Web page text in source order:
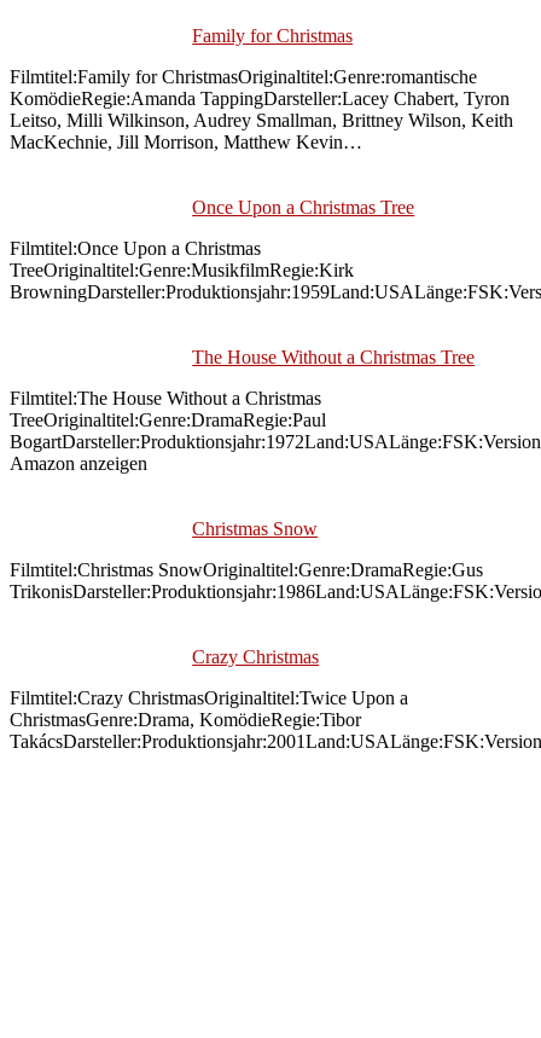
Family for Christmas
Filmtitel:Family for ChristmasOriginaltitel:Genre:romantische
KomödieRegie:Amanda TappingDarsteller:Lacey Chabert, Tyron
Leitso, Milli Wilkinson, Audrey Smallman, Brittney Wilson, Keith
MacKechnie, Jill Morrison, Matthew Kevin…
Once Upon a Christmas Tree
Filmtitel:Once Upon a Christmas
TreeOriginaltitel:Genre:MusikfilmRegie:Kirk
The House Without a Christmas Tree
Filmtitel:The House Without a Christmas
TreeOriginaltitel:Genre:DramaRegie:Paul
Amazon anzeigen
Christmas Snow
Filmtitel:Christmas SnowOriginaltitel:Genre:DramaRegie:Gus
Crazy Christmas
Filmtitel:Crazy ChristmasOriginaltitel:Twice Upon a
ChristmasGenre:Drama, KomödieRegie:Tibor